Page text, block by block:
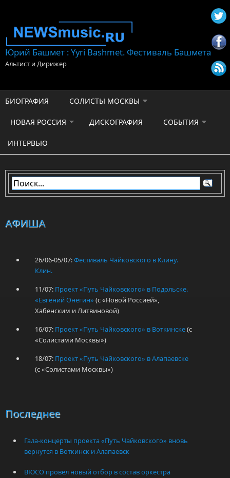
Юрий Башмет : Yyri Bashmet. Фестиваль Башмета
Альтист и Дирижер
БИОГРАФИЯ СОЛИСТЫ МОСКВЫ
НОВАЯ РОССИЯ ДИСКОГРАФИЯ СОБЫТИЯ
ИНТЕРВЬЮ
АФИША
26/06-05/07:Фестиваль Чайковского в Клину.
Клин.
11/07: Проект «Путь Чайковского» в Подольске.
«Евгений Онегин» (с «Новой Россией»,
Хабенским и Литвиновой)
16/07: Проект «Путь Чайковского» в Воткинске(с
«Солистами Москвы»)
18/07: Проект «Путь Чайковского» в Алапаевске
(с «Солистами Москвы»)
Последнее
Гала-концерты проекта «Путь Чайковского» вновь
вернутся в Воткинск и Алапаевск
ВЮСО провел новый отбор в состав оркестра